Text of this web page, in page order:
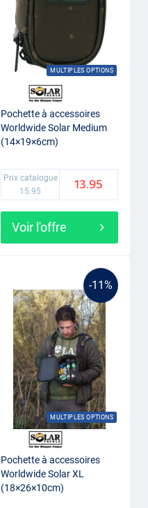
MULTIPLES OPTIONS
Pochette à accessoires
Worldwide Solar Medium
(14×19×6cm)
Prix catalogue
15.95
13.95
Voir l'offre
-11%
MULTIPLES OPTIONS
Pochette à accessoires
Worldwide Solar XL
(18×26×10cm)